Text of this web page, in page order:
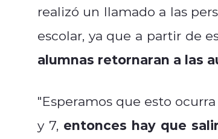
realizó un llamado a las
escolar, ya que a partir de
alumnas retornaran a las
"Esperamos que esto
y 7, entonces hay que